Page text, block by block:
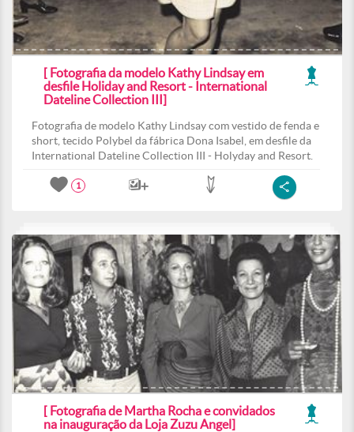
[ Fotografia da modelo Kathy Lindsay em
desfile Holiday and Resort - International
Dateline Collection III]
Fotografia de modelo Kathy Lindsay com vestido de fenda e
short, tecido Polybel da fábrica Dona Isabel, em desfile da
International Dateline Collection III - Holyday and Resort.
1
[ Fotografia de Martha Rocha e convidados
na inauguração da Loja Zuzu Angel]